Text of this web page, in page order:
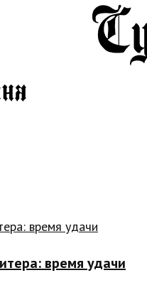
время удачи